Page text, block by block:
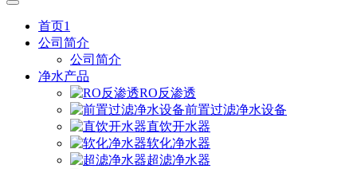
首页1
公司简介
公司简介
净水产品
RO反渗透
前置过滤净水设备
直饮开水器
软化净水器
超滤净水器